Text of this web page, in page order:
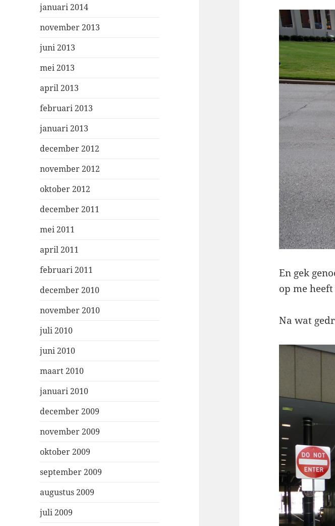
januari 2014
november 2013
juni 2013
mei 2013
april 2013
februari 2013
januari 2013
december 2012
november 2012
oktober 2012
december 2011
mei 2011
april 2011
februari 2011
december 2010
november 2010
juli 2010
juni 2010
maart 2010
januari 2010
december 2009
november 2009
oktober 2009
september 2009
augustus 2009
juli 2009
En gek
op me
Na wat